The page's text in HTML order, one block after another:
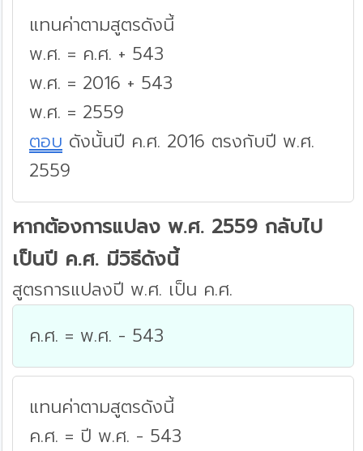
แทนค่าตามสูตรดังนี้
พ.ศ. = ค.ศ. + 543
พ.ศ. = 2016 + 543
พ.ศ. = 2559
ตอบ ดังนั้นปี ค.ศ. 2016 ตรงกับปี พ.ศ.
2559
หากต้องการแปลง พ.ศ. 2559 กลับไป
เป็นปี ค.ศ. มีวิธีดังนี้
สูตรการแปลงปี พ.ศ. เป็น ค.ศ.
ค.ศ. = พ.ศ. - 543
แทนค่าตามสูตรดังนี้
ค.ศ. = ปี พ.ศ. - 543